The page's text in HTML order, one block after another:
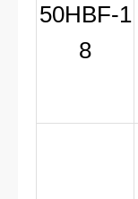
50HBF-1
8